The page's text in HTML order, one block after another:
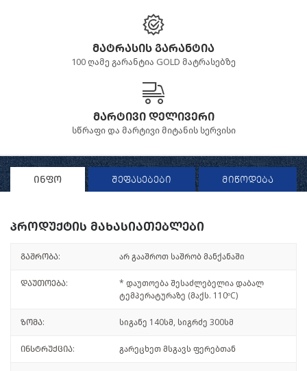
მატრასის გარანტია
100 ღამე გარანტია GOLD მატრასებზე
მარტივი დელივერი
სწრაფი და მარტივი მიტანის სერვისი
ინფო შეფასებები მიწოდება
პროდუქტის მახასიათებლები
გაშრობა: არ გააშროთ საშრობ მანქანაში
დაუთოება:
* დაუთოება შესაძლებელია დაბალ
ტემპერატურაზე (მაქს. 110ºC)
ზომა: სიგანე 140სმ, სიგრძე 300სმ
ინსტრუქცია: გარეცხეთ მსგავს ფერებთან